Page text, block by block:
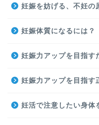
妊娠を妨げる、不妊の
妊娠体質になるには？
妊娠力アップを目指す
妊娠力アップを目指す
妊活で注意したい身体